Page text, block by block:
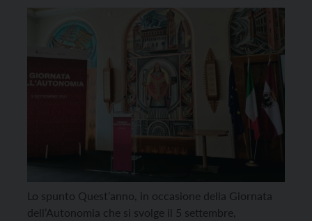
Lo spunto Quest’anno, in occasione della Giornata
dell’Autonomia che si svolge il 5 settembre,